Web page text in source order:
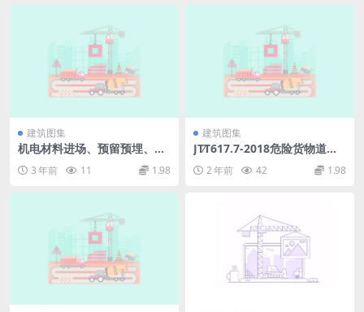
建筑图集
机电材料进场、预留预埋、水
这么干！145页PPT.ppt
3 年前 11 1.98
建筑图集
JT∕T617.7-2018危险货物道路
及作业要求（可复制版）.rar
2 年前 42 1.98